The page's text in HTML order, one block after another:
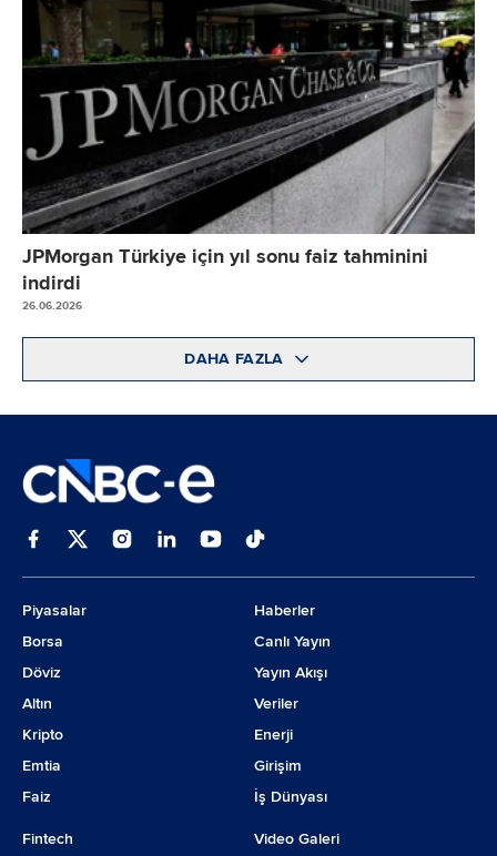
JPMorgan Türkiye için yıl sonu faiz tahminini
indirdi
26.06.2026
DAHA FAZLA
Piyasalar
Borsa
Döviz
Altın
Kripto
Emtia
Faiz
Haberler
Canlı Yayın
Yayın Akışı
Veriler
Enerji
Girişim
İş Dünyası
Fintech
Video Galeri